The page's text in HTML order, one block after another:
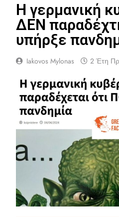
Η γερμανική
ΔΕΝ
υπήρξε
Iakovos Mylonas 2 Έτη